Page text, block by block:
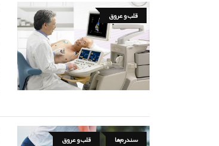
قلب و عروق
سندرم‌ها قلب و عروق